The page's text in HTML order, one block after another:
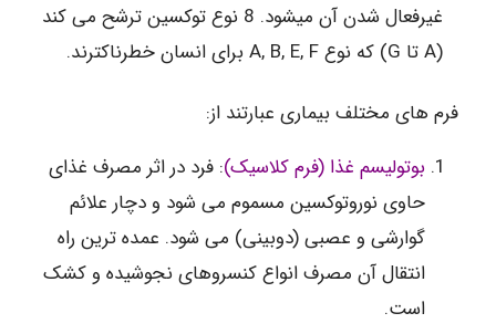
غیرفعال شدن آن میشود. 8 نوع توکسین ترشح می کند
(A تا G) که نوع A, B, E, F برای انسان خطرناکترند.
فرم های مختلف بیماری عبارتند از:
بوتولیسم غذا (فرم کلاسیک): فرد در اثر مصرف غذای
حاوی نوروتوکسین مسموم می شود و دچار علائم
گوارشی و عصبی (دوبینی) می شود. عمده ترین راه
انتقال آن مصرف انواع کنسروهای نجوشیده و کشک
است.